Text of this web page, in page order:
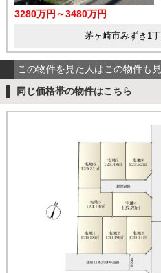
3280万円～3480万円
茅ヶ崎市みずき1
この物件を見た人はこの物件も
同じ価格帯の物件はこちら